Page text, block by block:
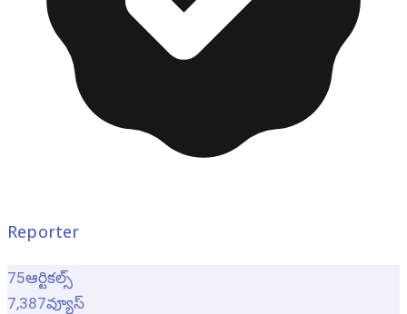
Reporter
75ఆర్టికల్స్
7,387వ్యూస్